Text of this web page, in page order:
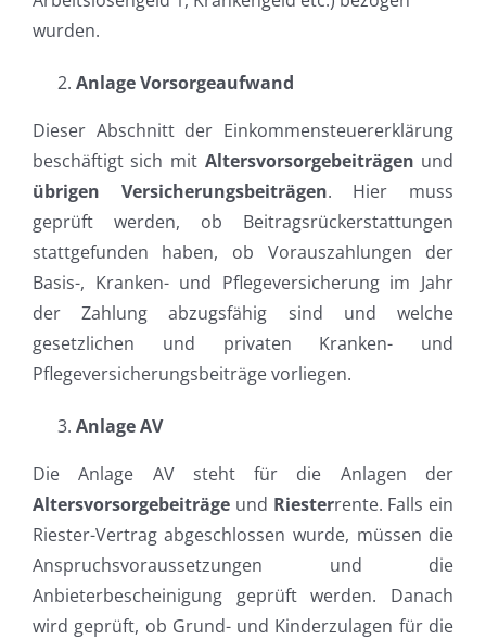
wurden.
Anlage Vorsorgeaufwand
Dieser Abschnitt der Einkommensteuererklärung
beschäftigt sich mit Altersvorsorgebeiträgen und
übrigen Versicherungsbeiträgen. Hier muss
geprüft werden, ob Beitragsrückerstattungen
stattgefunden haben, ob Vorauszahlungen der
Basis-, Kranken- und Pflegeversicherung im Jahr
der Zahlung abzugsfähig sind und welche
gesetzlichen und privaten Kranken- und
Pflegeversicherungsbeiträge vorliegen.
Anlage AV
Die Anlage AV steht für die Anlagen der
Altersvorsorgebeiträgeund Riesterrente. Falls ein
Riester-Vertrag abgeschlossen wurde, müssen die
Anspruchsvoraussetzungen und die
Anbieterbescheinigung geprüft werden. Danach
wird geprüft, ob Grund- und Kinderzulagen für die